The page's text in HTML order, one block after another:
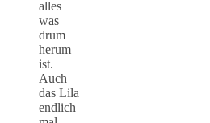
alles
was
drum
herum
ist.
Auch
das Lila
endlich